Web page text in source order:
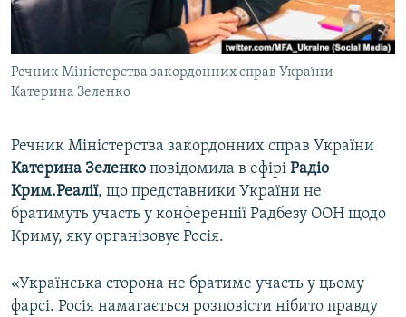
УКРАЇНСЬКА ПРОБЛЕМА КРИМУ
ІНФОГРАФІКА
Qırımtatar
ДОЛУЧАЙСЯ!
Усі сайти RFE/RL
Речник Міністерства закордонних справ України
Катерина Зеленко
Речник Міністерства закордонних справ України
Катерина Зеленко повідомила в ефірі Радіо
Крим.Реалії, що представники України не
братимуть участь у конференції Радбезу ООН щодо
Криму, яку організовує Росія.
«Українська сторона не братиме участь у цьому
фарсі. Росія намагається розповісти нібито правду